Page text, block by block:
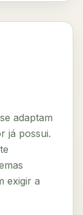
adaptam
já possui.
exigir a